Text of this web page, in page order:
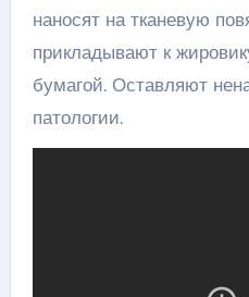
наносят на тканевую
прикладывают к
бумагой. Оставляют
патологии.